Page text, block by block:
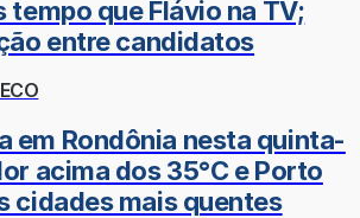
tempo que Flávio na TV;
entre candidatos
em Rondônia nesta quinta-
acima dos 35°C e Porto
cidades mais quentes